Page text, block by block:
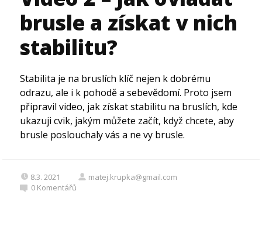
brusle a získat v nich
stabilitu?
Stabilita je na bruslích klíč nejen k dobrému
odrazu, ale i k pohodě a sebevědomí. Proto jsem
připravil video, jak získat stabilitu na bruslích, kde
ukazuji cvik, jakým můžete začít, když chcete, aby
brusle poslouchaly vás a ne vy brusle.
8.3. 2021
matej.krupka@gmail.com
0 Komentářů